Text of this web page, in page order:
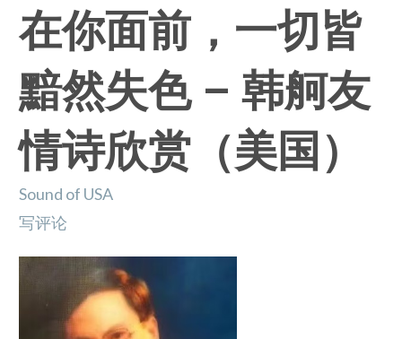
在你面前，一切皆
黯然失色 – 韩舸友
情诗欣赏（美国）
Sound of USA
写评论